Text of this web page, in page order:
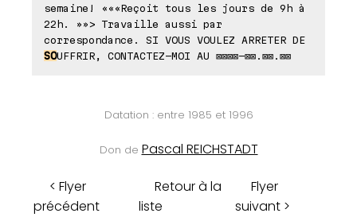
semaine! «««Reçoit tous les jours de 9h à
22h. »»> Travaille aussi par
correspondance. SI VOUS VOULEZ ARRETER DE
SOUFFRIR, CONTACTEZ-MOI AU ⊠⊠⊠⊠-⊠⊠.⊠⊠.⊠⊠
Datation : entre 1985 et 1996
Don de Pascal REICHSTADT
< Flyer
précédent
Retour à la
liste
Flyer
suivant >